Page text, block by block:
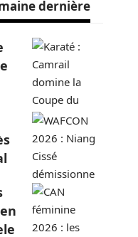
dernière